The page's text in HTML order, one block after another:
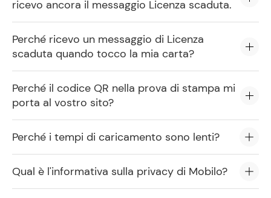
ricevo ancora il messaggio Licenza scaduta.
Perché ricevo un messaggio di Licenza
scaduta quando tocco la mia carta?
Perché il codice QR nella prova di stampa mi
porta al vostro sito?
Perché i tempi di caricamento sono lenti?
Qual è l'informativa sulla privacy di Mobilo?